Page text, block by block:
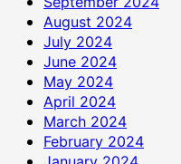
August 2024
July 2024
June 2024
May 2024
April 2024
March 2024
February 2024